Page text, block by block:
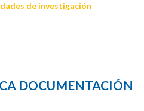
de investigación
DOCUMENTACIÓN